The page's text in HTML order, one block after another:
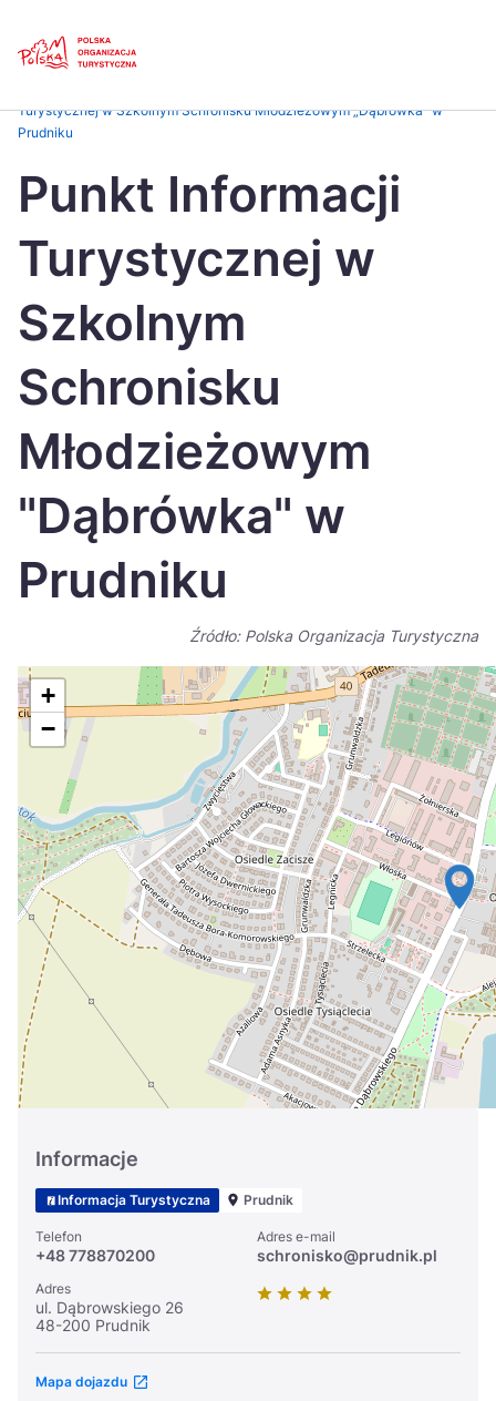
Polski
Česká
Español
Italiano
Nederlands
Português
Suomi
Україна
Zamknij
Turystycznej w Szkolnym Schronisku Młodzieżowym „Dąbrówka” w
Prudniku
Punkt Informacji
Turystycznej w
Szkolnym
Schronisku
Młodzieżowym
"Dąbrówka" w
Prudniku
Źródło: Polska Organizacja Turystyczna
+
−
Informacje
Informacja Turystyczna Prudnik
Telefon
+48 778870200
Adres e-mail
schronisko@prudnik.pl
Adres
ul. Dąbrowskiego 26
48-200 Prudnik
Mapa dojazdu